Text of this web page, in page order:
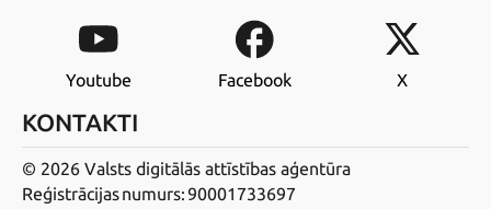
Youtube Facebook X
KONTAKTI
© 2026 Valsts digitālās attīstības aģentūra
Reģistrācijas numurs: 90001733697